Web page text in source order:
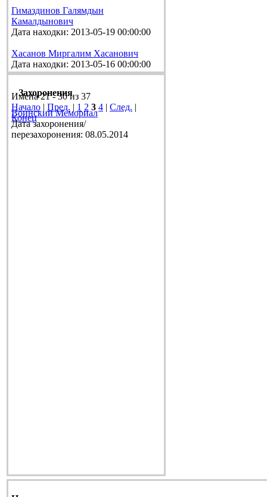
Гимаздинов Галямдын
Камалдынович
Дата находки: 2013-05-19 00:00:00
Хасанов Миргалим Хасанович
Дата находки: 2013-05-16 00:00:00
Имена 21 - 30 из 37
Начало | Пред. | 1 2 3 4 | След. |
Конец
Захоронения
Воинский Мемориал
Дата захоронения/
перезахоронения: 08.05.2014